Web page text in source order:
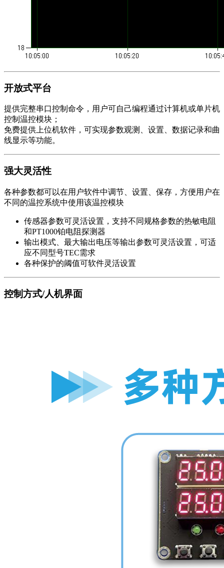
开放式平台
提供完整串口控制命令，用户可自己编程通过计算机或单片机
控制温控模块；
免费提供上位机软件，可实现参数观测、设置、数据记录和曲
线显示等功能。
强大灵活性
各种参数都可以在用户软件中调节、设置、保存，方便用户在
不同的温控系统中使用该温控模块
传感器参数可灵活设置，支持不同规格参数的热敏电阻
和PT1000铂电阻探测器
输出模式、最大输出电压等输出参数可灵活设置，可适
应不同型号TEC需求
各种保护的阈值可软件灵活设置
控制方式/人机界面